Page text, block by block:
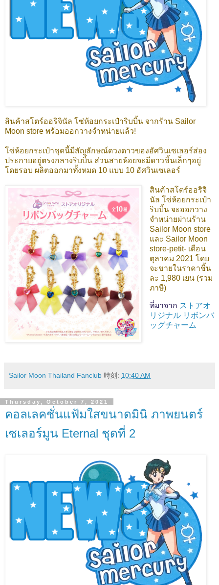
สินค้าสโตร์ออริจินัล โซ่ห้อยกระเป๋าริบบิ้น จากร้าน Sailor
Moon store พร้อมออกวางจำหน่ายแล้ว!
โซ่ห้อยกระเป๋าชุดนี้มีสัญลักษณ์ดวงดาวของอัศวินเซเลอร์ส่อง
ประกายอยู่ตรงกลางริบบิ้น ส่วนสายห้อยจะมีดาวชิ้นเล็กๆอยู่
โดยรอบ ผลิตออกมาทั้งหมด 10 แบบ 10 อัศวินเซเลอร์
สินค้าสโตร์ออริจิ
นัล โซ่ห้อยกระเป๋า
ริบบิ้น จะออกวาง
จำหน่ายผ่านร้าน
Sailor Moon store
และ Sailor Moon
store-petit- เดือน
ตุลาคม 2021 โดย
จะขายในราคาชิ้น
ละ 1,980 เยน (รวม
ภาษี)
ที่มาจาก ストアオ
リジナル リボンバ
ッグチャーム
Sailor Moon Thailand Fanclub 時刻: 10:40 AM
Thursday, October 7, 2021
คอลเลคชั่นแฟ้มใสขนาดมินิ ภาพยนตร์
เซเลอร์มูน Eternal ชุดที่ 2